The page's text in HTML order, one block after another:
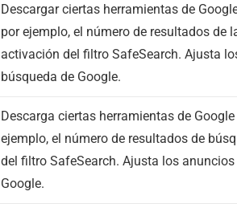
Descargar ciertas herramientas de
por ejemplo, el número de resultados de
activación del filtro SafeSearch. Ajusta
búsqueda de Google.
Descarga ciertas herramientas de
ejemplo, el número de resultados de
del filtro SafeSearch. Ajusta los
Google.